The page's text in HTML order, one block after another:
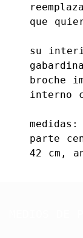
que
su
broche
interno
parte
42 cm,